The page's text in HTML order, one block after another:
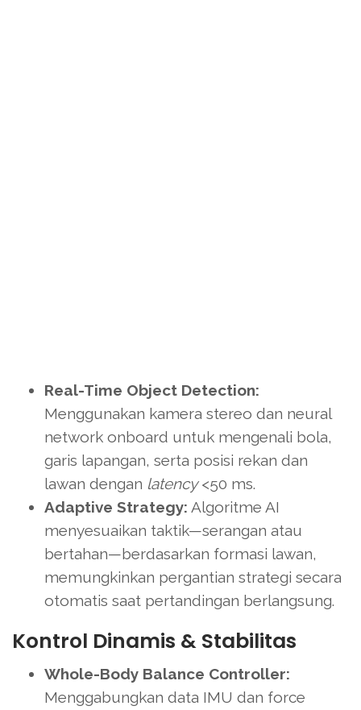
Real-Time Object Detection:
Menggunakan kamera stereo dan neural
network onboard untuk mengenali bola,
garis lapangan, serta posisi rekan dan
lawan dengan latency<50 ms.
Adaptive Strategy: Algoritme AI
menyesuaikan taktik—serangan atau
bertahan—berdasarkan formasi lawan,
memungkinkan pergantian strategi secara
otomatis saat pertandingan berlangsung.
Kontrol Dinamis & Stabilitas
Whole-Body Balance Controller:
Menggabungkan data IMU dan force